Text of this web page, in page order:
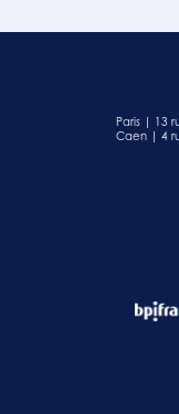
Paris | 13
Caen | 4